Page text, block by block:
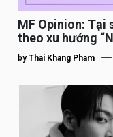
MF Opinion: Tại
theo xu hướng
by Thai Khang Pham